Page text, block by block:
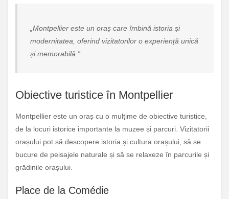
„Montpellier este un oraș care îmbină istoria și
modernitatea, oferind vizitatorilor o experiență unică
și memorabilă.”
Obiective turistice în Montpellier
Montpellier este un oraș cu o mulțime de obiective turistice,
de la locuri istorice importante la muzee și parcuri. Vizitatorii
orașului pot să descopere istoria și cultura orașului, să se
bucure de peisajele naturale și să se relaxeze în parcurile și
grădinile orașului.
Place de la Comédie